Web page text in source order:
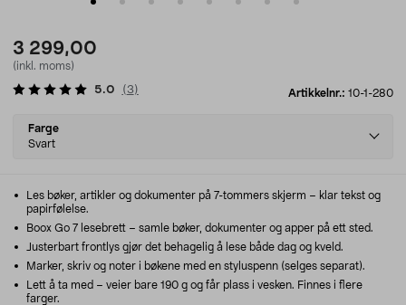
3 299,00
(inkl. moms)
Artikkelnr.: 10-1-280
5.0 (3)
Select
variant
Farge
Svart
Les bøker, artikler og dokumenter på 7-tommers skjerm – klar tekst og
papirfølelse.
Boox Go 7 lesebrett – samle bøker, dokumenter og apper på ett sted.
Justerbart frontlys gjør det behagelig å lese både dag og kveld.
Marker, skriv og noter i bøkene med en styluspenn (selges separat).
Lett å ta med – veier bare 190 g og får plass i vesken. Finnes i flere
farger.